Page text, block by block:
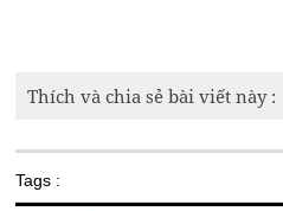
Thích và chia sẻ bài viết này :
Tags :